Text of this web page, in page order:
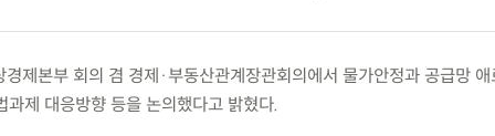
제본부 회의 겸 경제·부동산관계장관회의에서 물가안정과 공급망 애
제 대응방향 등을 논의했다고 밝혔다.